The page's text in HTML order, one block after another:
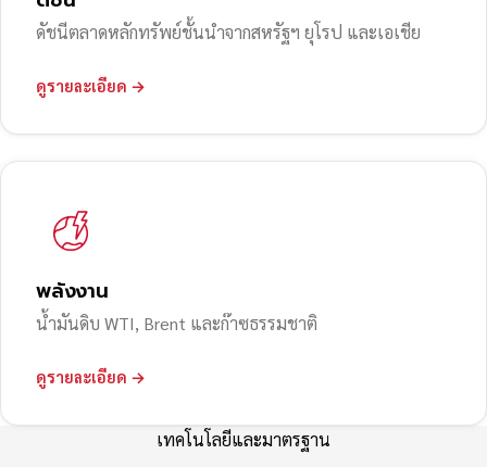
ดัชนีตลาดหลักทรัพย์ชั้นนำจากสหรัฐฯ ยุโรป และเอเชีย
ดูรายละเอียด →
พลังงาน
น้ำมันดิบ WTI, Brent และก๊าซธรรมชาติ
ดูรายละเอียด →
เทคโนโลยีและมาตรฐาน